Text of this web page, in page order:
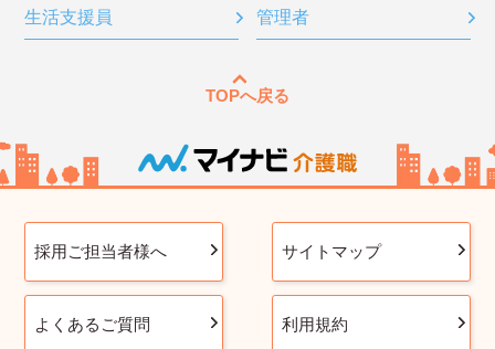
生活支援員 管理者
TOPへ戻る
採用ご担当者様へ サイトマップ
よくあるご質問 利用規約